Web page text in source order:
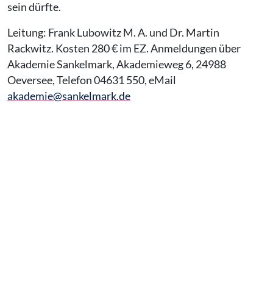
sein dürfte.
Leitung: Frank Lubowitz M. A. und Dr. Martin
Rackwitz. Kosten 280 € im EZ. Anmeldungen über
Akademie Sankelmark, Akademieweg 6, 24988
Oeversee, Telefon 04631 550, eMail
akademie@sankelmark.de